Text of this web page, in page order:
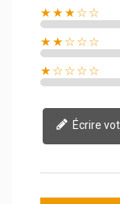
★★★☆☆
★★☆☆☆
★☆☆☆☆
Écrire